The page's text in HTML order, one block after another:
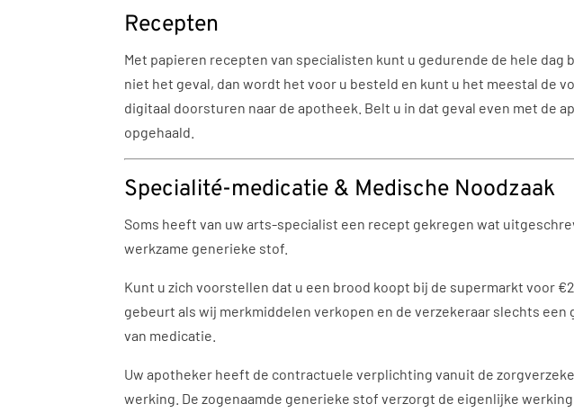
Recepten
Met papieren recepten van specialisten kunt u gedurende de hele
niet het geval, dan wordt het voor u besteld en kunt u het meestal de
digitaal doorsturen naar de apotheek. Belt u in dat geval even met de
opgehaald.
Specialité-medicatie & Medische Noodzaak
Soms heeft van uw arts-specialist een recept gekregen wat
werkzame generieke stof.
Kunt u zich voorstellen dat u een brood koopt bij de supermarkt voor
gebeurt als wij merkmiddelen verkopen en de verzekeraar slechts
van medicatie.
Uw apotheker heeft de contractuele verplichting vanuit de
werking. De zogenaamde generieke stof verzorgt de eigenlijke